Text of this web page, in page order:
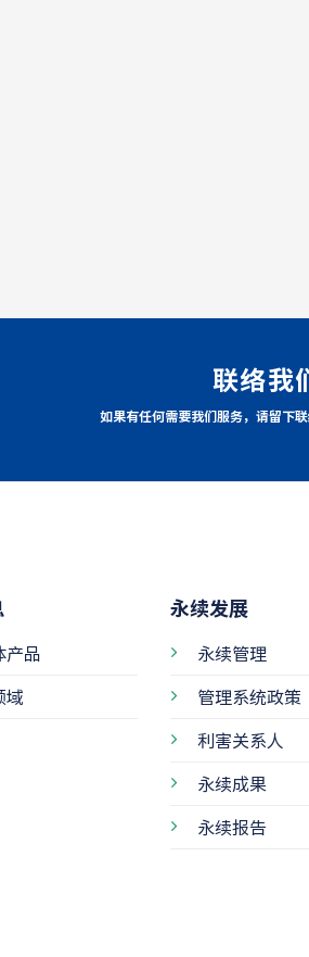
联络我
如果有任何需要我们服务，请留下
产品
域
永续发展
永续管理
管理系统政策
利害关系人
永续成果
永续报告